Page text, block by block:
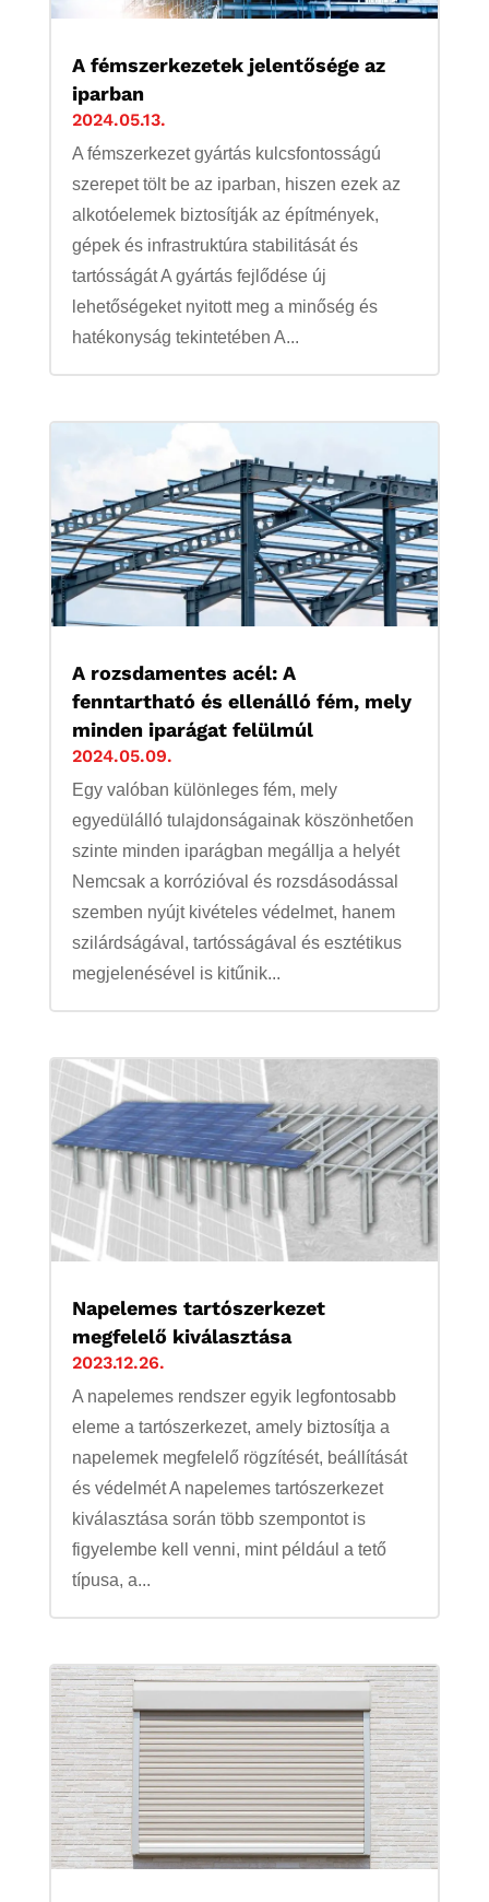
A fémszerkezetek jelentősége az
iparban
2024.05.13.
A fémszerkezet gyártás kulcsfontosságú
szerepet tölt be az iparban, hiszen ezek az
alkotóelemek biztosítják az építmények,
gépek és infrastruktúra stabilitását és
tartósságát A gyártás fejlődése új
lehetőségeket nyitott meg a minőség és
hatékonyság tekintetében A...
A rozsdamentes acél: A
fenntartható és ellenálló fém, mely
minden iparágat felülmúl
2024.05.09.
Egy valóban különleges fém, mely
egyedülálló tulajdonságainak köszönhetően
szinte minden iparágban megállja a helyét
Nemcsak a korrózióval és rozsdásodással
szemben nyújt kivételes védelmet, hanem
szilárdságával, tartósságával és esztétikus
megjelenésével is kitűnik...
Napelemes tartószerkezet
megfelelő kiválasztása
2023.12.26.
A napelemes rendszer egyik legfontosabb
eleme a tartószerkezet, amely biztosítja a
napelemek megfelelő rögzítését, beállítását
és védelmét A napelemes tartószerkezet
kiválasztása során több szempontot is
figyelembe kell venni, mint például a tető
típusa, a...